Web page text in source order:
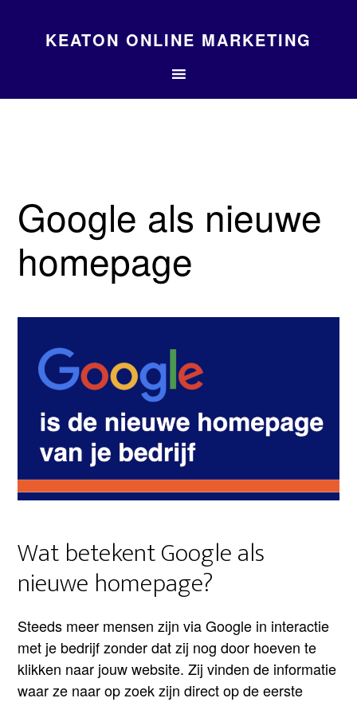
KEATON ONLINE MARKETING
Google als nieuwe
homepage
Wat betekent Google als
nieuwe homepage?
Steeds meer mensen zijn via Google in interactie
met je bedrijf zonder dat zij nog door hoeven te
klikken naar jouw website. Zij vinden de informatie
waar ze naar op zoek zijn direct op de eerste